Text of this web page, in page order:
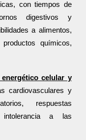
con tiempos de
digestivos y
a alimentos,
químicos,
celular y
cardiovasculares y
respuestas
intolerancia a las